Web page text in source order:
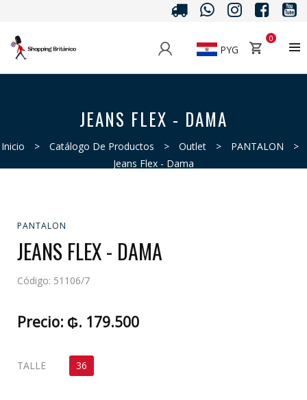
PYG
0
JEANS FLEX - DAMA
Inicio > Catálogo De Productos > Outlet > PANTALON
>
Jeans Flex - Dama
PANTALON
JEANS FLEX - DAMA
Código: 51106/7
Precio: ₲. 179.500
TALLE 36